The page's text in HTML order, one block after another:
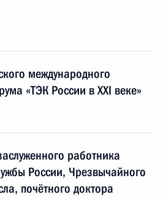
международного
«ТЭК России в XXI веке»
работника
России, Чрезвычайного
почётного доктора